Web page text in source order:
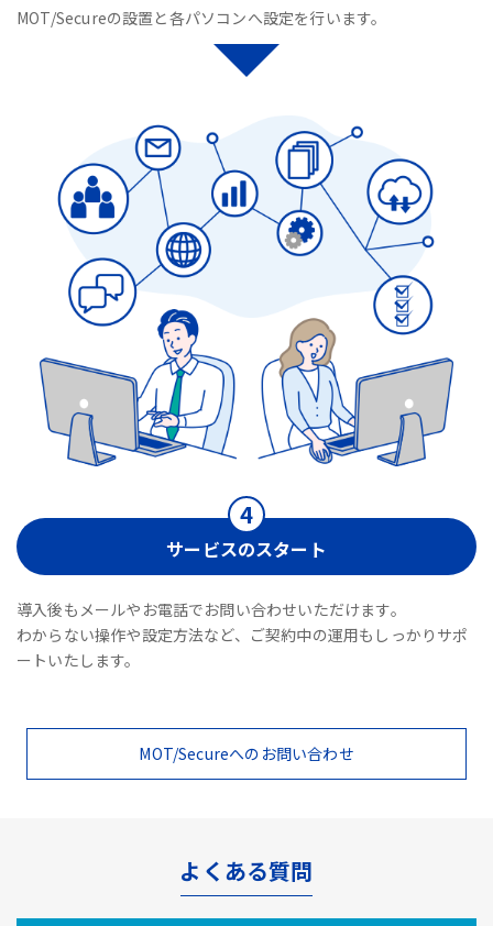
MOT/Secureの設置と各パソコンへ設定を行います。
サービスのスタート
導入後もメールやお電話でお問い合わせいただけます。
わからない操作や設定方法など、ご契約中の運用もしっかりサポ
ートいたします。
MOT/Secureへのお問い合わせ
よくある質問